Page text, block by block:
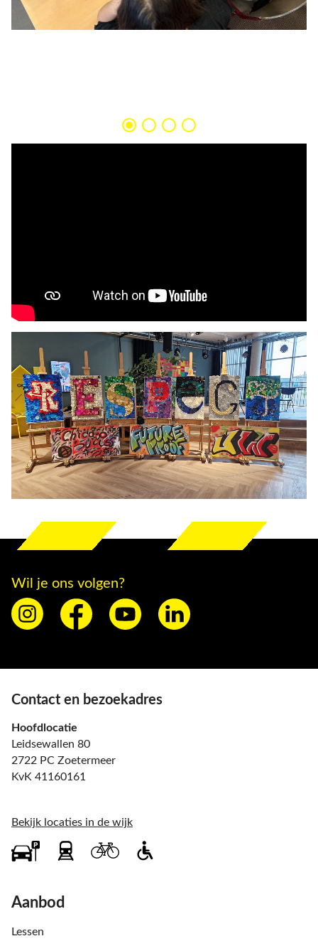
Wil je ons volgen?
Contact en bezoekadres
Hoofdlocatie
Leidsewallen 80
2722 PC Zoetermeer
KvK 41160161
Bekijk locaties in de wijk
Aanbod
Lessen